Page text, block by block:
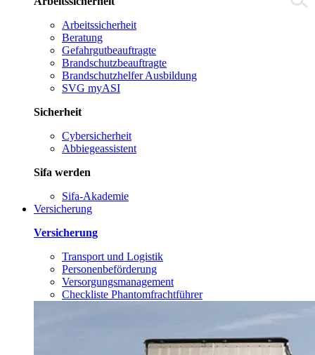
Arbeitssicherheit
Beratung
Gefahrgutbeauftragte
Brandschutzbeauftragte
Brandschutzhelfer Ausbildung
SVG myASI
Sicherheit
Cybersicherheit
Abbiegeassistent
Sifa werden
Sifa-Akademie
Versicherung
Versicherung
Transport und Logistik
Personenbeförderung
Versorgungsmanagement
Checkliste Phantomfrachtführer